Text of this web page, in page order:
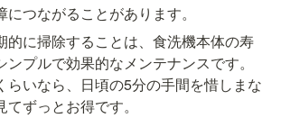
つながることがあります。
的に掃除することは、食洗機本体の寿
プルで効果的なメンテナンスです。
らいなら、日頃の5分の手間を惜しまな
ずっとお得です。